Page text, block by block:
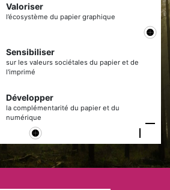
Valoriser
l’écosystème du papier graphique
Sensibiliser
sur les valeurs sociétales du papier et de
l'imprimé
Développer
la complémentarité du papier et du
numérique